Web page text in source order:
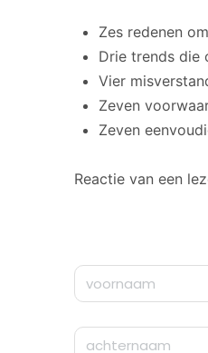
Zes redenen
Drie trends die
Vier
Zeven
Zeven
Reactie van een